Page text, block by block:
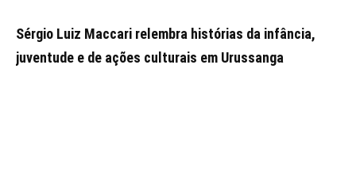
Sérgio Luiz Maccari relembra histórias da infância,
juventude e de ações culturais em Urussanga